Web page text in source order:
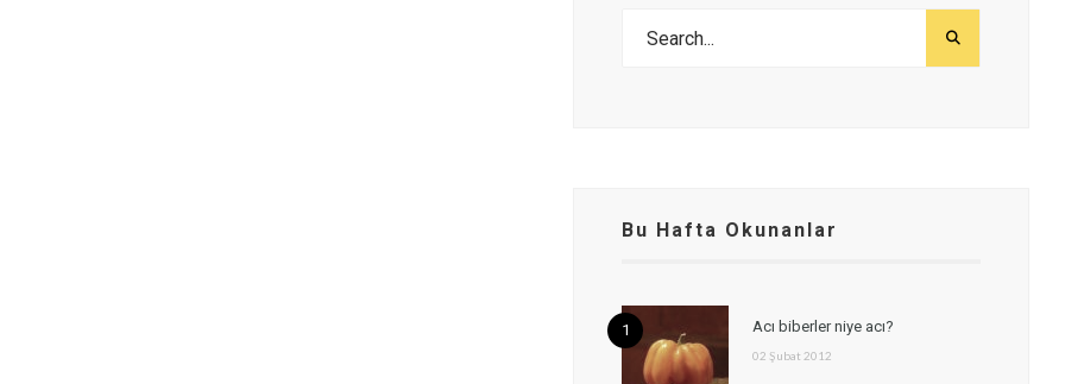
Bu Hafta Okunanlar
Acı biberler niye acı?
02 Şubat 2012